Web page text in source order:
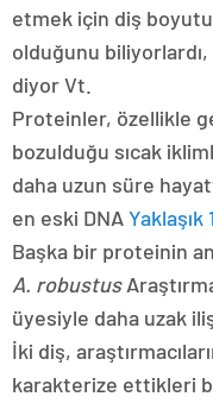
etmek için diş boyutu
olduğunu
diyor Vt.
Proteinler, özellikle
bozulduğu sıcak
daha uzun süre
en eski DNAYaklaşık
Başka bir proteinin
A. robustus
üyesiyle daha uzak
İki diş,
karakterize ettikleri